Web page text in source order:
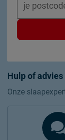
Hulp of advies
Onze